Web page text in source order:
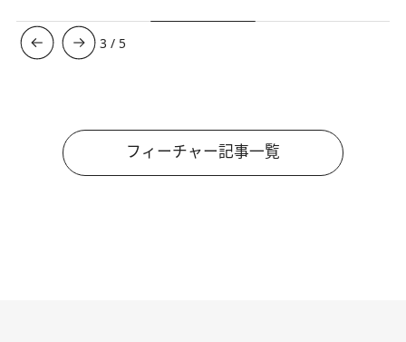
3 / 5
フィーチャー記事一覧